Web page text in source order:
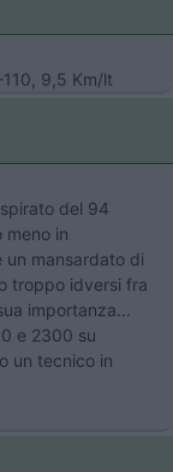
9,5 Km/lt
del 94
in
mansardato di
troppo idversi fra
importanza...
e 2300 su
un tecnico in